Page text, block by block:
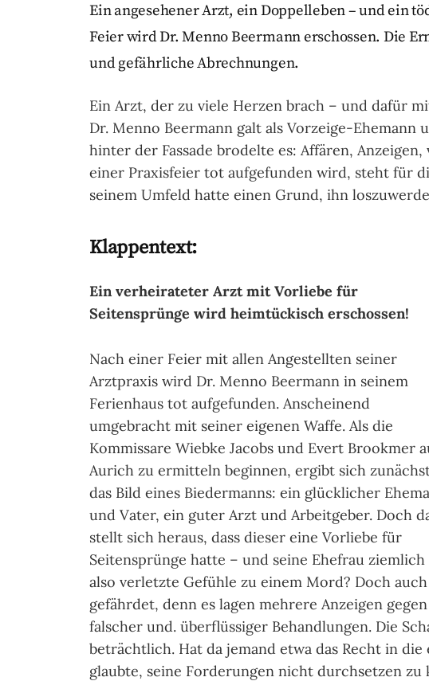
Ein angesehener Arzt, ein Doppelleben – und ein
Feier wird Dr. Menno Beermann erschossen. Die
und gefährliche Abrechnungen.
Ein Arzt, der zu viele Herzen brach – und dafür
Dr. Menno Beermann galt als Vorzeige-Ehemann
hinter der Fassade brodelte es: Affären,
einer Praxisfeier tot aufgefunden wird, steht für
seinem Umfeld hatte einen Grund, ihn
Klappentext:
Ein verheirateter Arzt mit Vorliebe für
Seitensprünge wird heimtückisch erschossen!
Nach einer Feier mit allen Angestellten seiner
Arztpraxis wird Dr. Menno Beermann in seinem
Ferienhaus tot aufgefunden. Anscheinend
umgebracht mit seiner eigenen Waffe. Als die
Kommissare Wiebke Jacobs und Evert Brookmer
Aurich zu ermitteln beginnen, ergibt sich
das Bild eines Biedermanns: ein glücklicher
und Vater, ein guter Arzt und Arbeitgeber. Doch
stellt sich heraus, dass dieser eine Vorliebe für
Seitensprünge hatte – und seine Ehefrau
also verletzte Gefühle zu einem Mord? Doch
gefährdet, denn es lagen mehrere Anzeigen
falscher und. überflüssiger Behandlungen. Die
beträchtlich. Hat da jemand etwa das Recht in
glaubte, seine Forderungen nicht durchsetzen zu